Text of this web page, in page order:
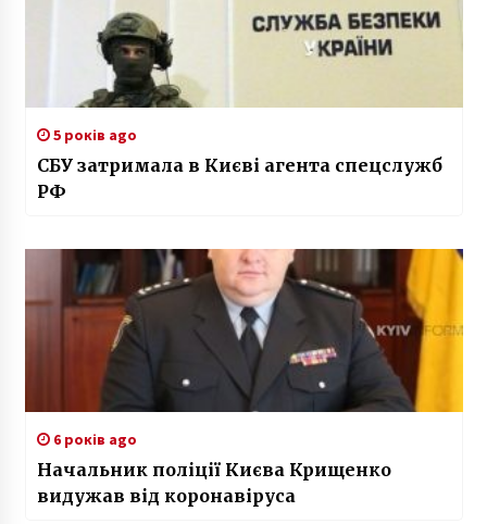
5 років ago
СБУ затримала в Києві агента спецслужб
РФ
6 років ago
Начальник поліції Києва Крищенко
видужав від коронавіруса